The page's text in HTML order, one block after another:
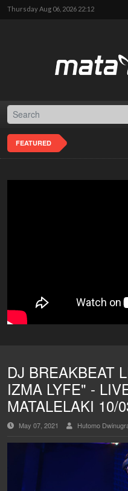
Thursday Aug 06, 2026 22:12
FEATURED
DJ BREAKBEAT
IZMA LYFE" -
MATALELAKI 10/
May 07, 2021 Hutomo